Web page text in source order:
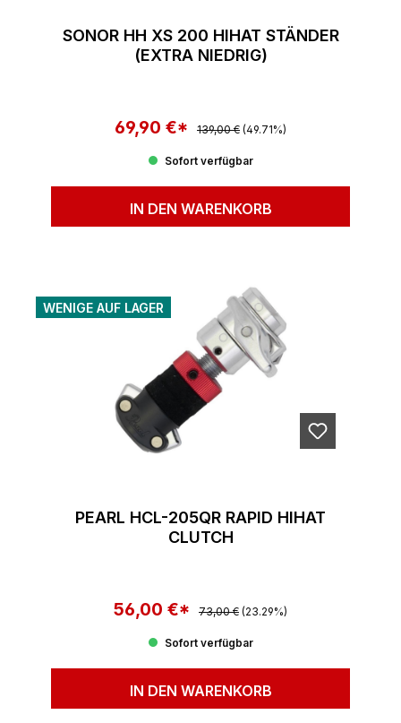
SONOR HH XS 200 HIHAT STÄNDER
(EXTRA NIEDRIG)
Verkaufspreis:
69,90 €* Regulärer Preis:
139,00 € (49.71%)
Sofort verfügbar
IN DEN WARENKORB
WENIGE AUF LAGER
PEARL HCL-205QR RAPID HIHAT
CLUTCH
Verkaufspreis:
56,00 €* Regulärer Preis:
73,00 € (23.29%)
Sofort verfügbar
IN DEN WARENKORB